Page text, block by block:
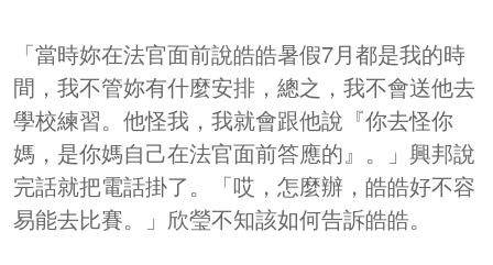
「當時妳在法官面前說皓皓暑假7月都是我的時
間，我不管妳有什麼安排，總之，我不會送他去
學校練習。他怪我，我就會跟他說『你去怪你
媽，是你媽自己在法官面前答應的』。」興邦說
完話就把電話掛了。
「哎，怎麼辦，皓皓好不容
易能去比賽。」欣瑩不知該如何告訴皓皓。